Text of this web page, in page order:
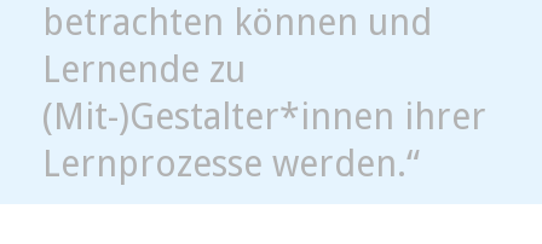
betrachten können und
Lernende zu
(Mit-)Gestalter*innen ihrer
Lernprozesse werden.“